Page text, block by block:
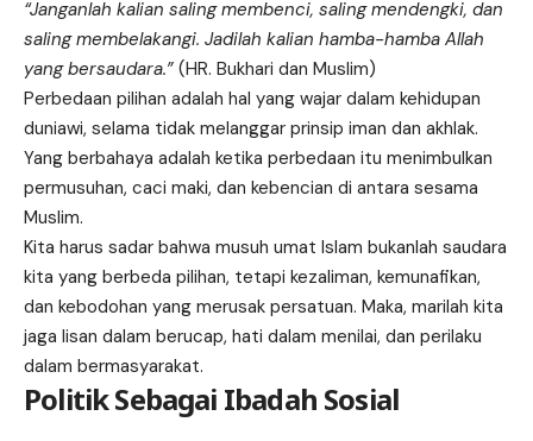
“Janganlah kalian saling membenci, saling mendengki, dan
saling membelakangi. Jadilah kalian hamba-hamba Allah
yang bersaudara.” (HR. Bukhari dan Muslim)
Perbedaan pilihan adalah hal yang wajar dalam kehidupan
duniawi, selama tidak melanggar prinsip iman dan akhlak.
Yang berbahaya adalah ketika perbedaan itu menimbulkan
permusuhan, caci maki, dan kebencian di antara sesama
Muslim.
Kita harus sadar bahwa musuh umat Islam bukanlah saudara
kita yang berbeda pilihan, tetapi kezaliman, kemunafikan,
dan kebodohan yang merusak persatuan. Maka, marilah kita
jaga lisan dalam berucap, hati dalam menilai, dan perilaku
dalam bermasyarakat.
Politik Sebagai Ibadah Sosial